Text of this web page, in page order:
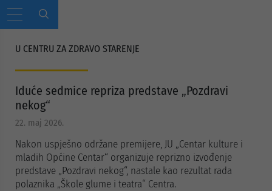
U CENTRU ZA ZDRAVO STARENJE
Iduće sedmice repriza predstave „Pozdravi
nekog“
22. maj 2026.
Nakon uspješno održane premijere, JU „Centar kulture i
mladih Općine Centar“ organizuje reprizno izvođenje
predstave „Pozdravi nekog“, nastale kao rezultat rada
polaznika „Škole glume i teatra“ Centra.